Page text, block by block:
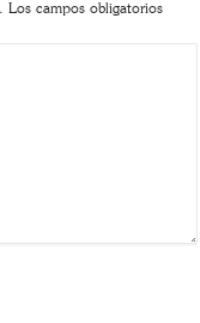
Los campos obligatorios